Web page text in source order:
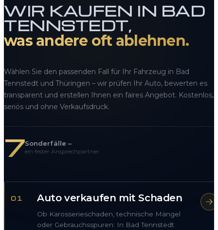
WIR KAUFEN IN BAD
TENNSTEDT,
was andere oft ablehnen.
Wählen Sie den passenden Fall für Ihr Fahrzeug in Bad
Tennstedt und Thüringen – wir prüfen Ihr Auto, bewerten es
transparent und erstellen Ihnen ein faires Angebot. Kostenlos,
seriös und ohne Verkaufsdruck.
7Sonderfälle –
ein fester Ansprechpartner
01 Auto verkaufen mit Schaden
Ob Karosserieschaden, technische Mängel
oder Gebrauchsspuren: In Bad Tennstedt